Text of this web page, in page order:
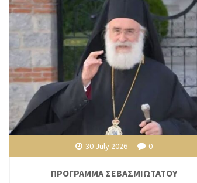
30 July 2026 0
ΠΡΟΓΡΑΜΜΑ ΣΕΒΑΣΜΙΩΤΑΤΟΥ